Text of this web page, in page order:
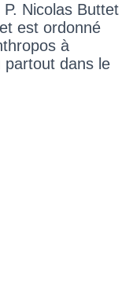
Nicolas Buttet
est ordonné
à
partout dans le